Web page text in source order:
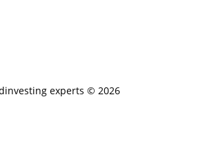
experts © 2026